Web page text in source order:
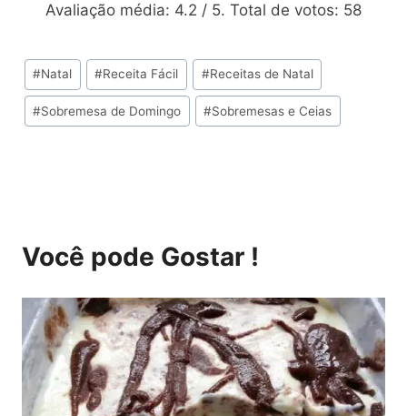
Avaliação média: 4.2 / 5. Total de votos: 58
Tags
do
Post:
#Natal #Receita Fácil #Receitas de Natal
#Sobremesa de Domingo #Sobremesas e Ceias
Você pode Gostar !